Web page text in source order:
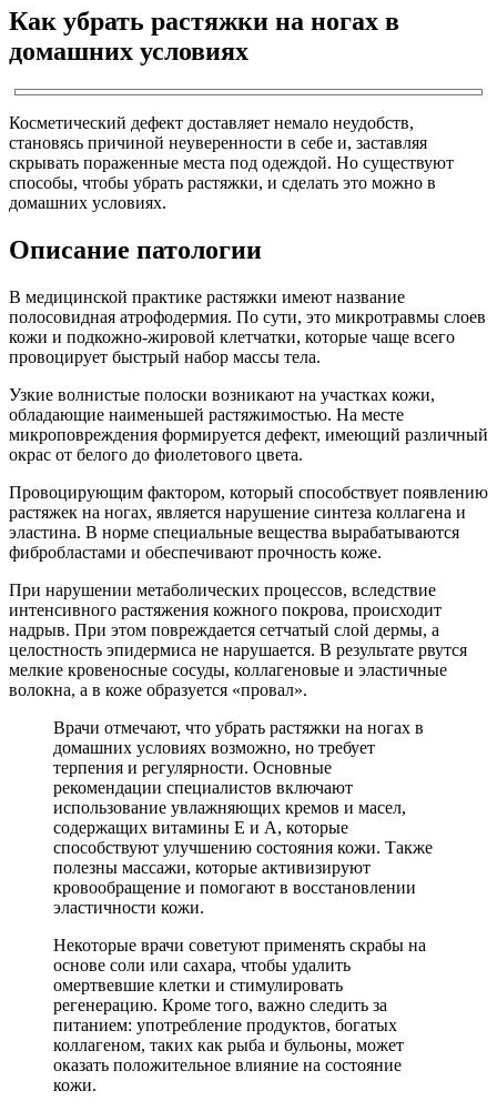
Как убрать растяжки на ногах в
домашних условиях
Косметический дефект доставляет немало неудобств,
становясь причиной неуверенности в себе и, заставляя
скрывать пораженные места под одеждой. Но существуют
способы, чтобы убрать растяжки, и сделать это можно в
домашних условиях.
Описание патологии
В медицинской практике растяжки имеют название
полосовидная атрофодермия. По сути, это микротравмы слоев
кожи и подкожно-жировой клетчатки, которые чаще всего
провоцирует быстрый набор массы тела.
Узкие волнистые полоски возникают на участках кожи,
обладающие наименьшей растяжимостью. На месте
микроповреждения формируется дефект, имеющий различный
окрас от белого до фиолетового цвета.
Провоцирующим фактором, который способствует появлению
растяжек на ногах, является нарушение синтеза коллагена и
эластина. В норме специальные вещества вырабатываются
фибробластами и обеспечивают прочность коже.
При нарушении метаболических процессов, вследствие
интенсивного растяжения кожного покрова, происходит
надрыв. При этом повреждается сетчатый слой дермы, а
целостность эпидермиса не нарушается. В результате рвутся
мелкие кровеносные сосуды, коллагеновые и эластичные
волокна, а в коже образуется «провал».
Врачи отмечают, что убрать растяжки на ногах в
домашних условиях возможно, но требует
терпения и регулярности. Основные
рекомендации специалистов включают
использование увлажняющих кремов и масел,
содержащих витамины E и A, которые
способствуют улучшению состояния кожи. Также
полезны массажи, которые активизируют
кровообращение и помогают в восстановлении
эластичности кожи.
Некоторые врачи советуют применять скрабы на
основе соли или сахара, чтобы удалить
омертвевшие клетки и стимулировать
регенерацию. Кроме того, важно следить за
питанием: употребление продуктов, богатых
коллагеном, таких как рыба и бульоны, может
оказать положительное влияние на состояние
кожи.